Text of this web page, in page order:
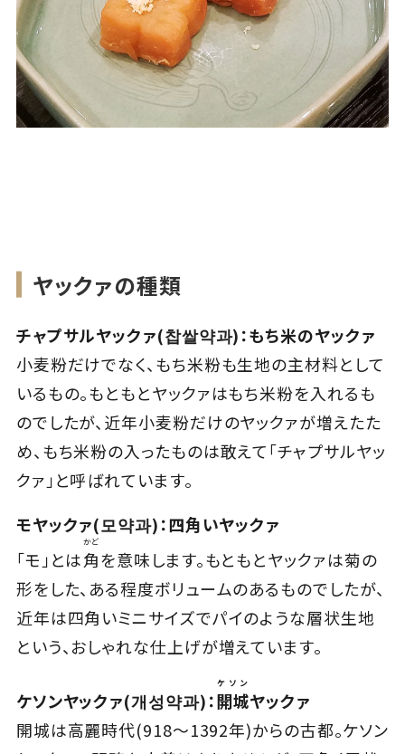
ヤックァの種類
チャプサルヤックァ(찹쌀약과)：もち米のヤックァ
小麦粉だけでなく、もち米粉も生地の主材料として
いるもの。もともとヤックァはもち米粉を入れるも
のでしたが、近年小麦粉だけのヤックァが増えたた
め、もち米粉の入ったものは敢えて「チャプサルヤッ
クァ」と呼ばれています。
モヤックァ(모약과)：四角いヤックァ
「モ」とは角
かど
を意味します。もともとヤックァは菊の
形をした、ある程度ボリュームのあるものでしたが、
近年は四角いミニサイズでパイのような層状生地
という、おしゃれな仕上げが増えています。
ケソンヤックァ(개성약과)：開城
ケソン
ヤックァ
開城は高麗時代(918～1392年)からの古都。ケソン